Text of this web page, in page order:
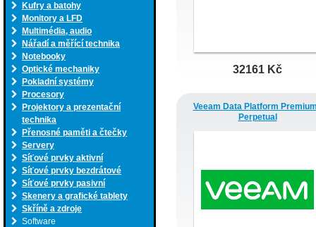
Kufry a batohy
Monitory a LFD
Multimédia, audio
Nářadí a měřící technika
Notebooky
Optické mechaniky
Pokladní systémy
Procesory
Projektory a prezentační
technika
Přenosné paměti a čtečky
Servery
Síťové prvky aktivní
Síťové prvky bezdrátové
Síťové prvky pasivní
Skenery a grafické tablety
Skříně a zdroje
Software
32161 Kč
Veeam Data Platform
Perpetual